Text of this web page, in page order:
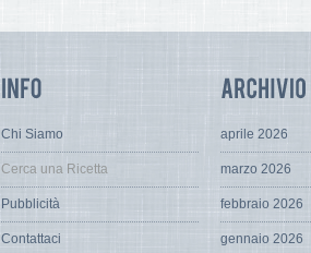
Chi Siamo
Cerca una Ricetta
Pubblicità
Contattaci
aprile 2026
marzo 2026
febbraio 2026
gennaio 2026